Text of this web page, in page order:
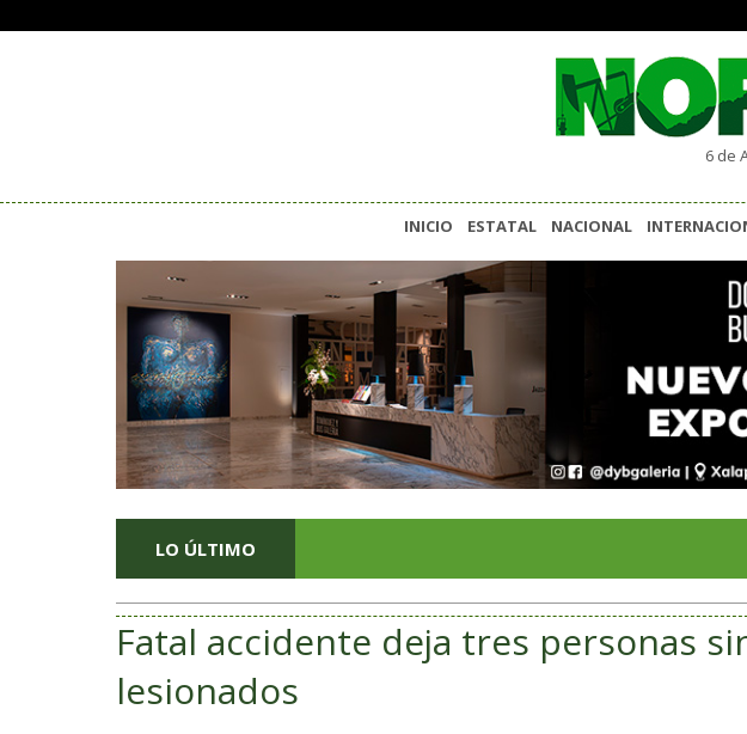
6 de
INICIO ESTATAL NACIONAL
LO ÚLTIMO
Fatal accidente deja tres personas
lesionados